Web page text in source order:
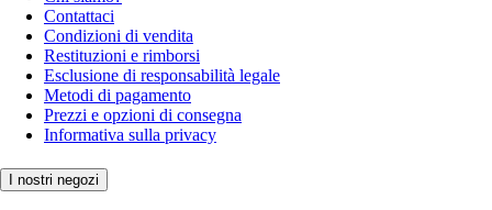
Contattaci
Condizioni di vendita
Restituzioni e rimborsi
Esclusione di responsabilità legale
Metodi di pagamento
Prezzi e opzioni di consegna
Informativa sulla privacy
I nostri negozi